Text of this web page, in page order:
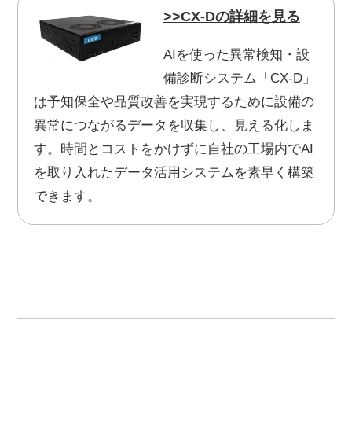
>>CX-Dの詳細を見る
AIを使った異常検知・設
備診断システム「CX-D」
は予知保全や品質改善を実現するために設備の
異常につながるデータを収集し、見える化しま
す。時間とコストをかけずに自社の工場内でAI
を取り入れたデータ活用システムを素早く構築
できます。